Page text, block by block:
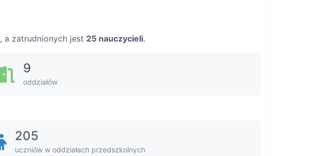
, a zatrudnionych jest 25 nauczycieli.
9
oddziałów
205
uczniów w oddziałach przedszkolnych